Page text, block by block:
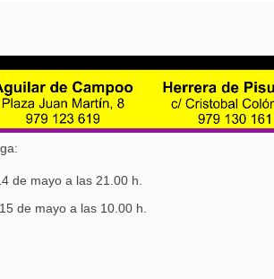
de mayo a las 21.00 h.
de mayo a las 10.00 h.